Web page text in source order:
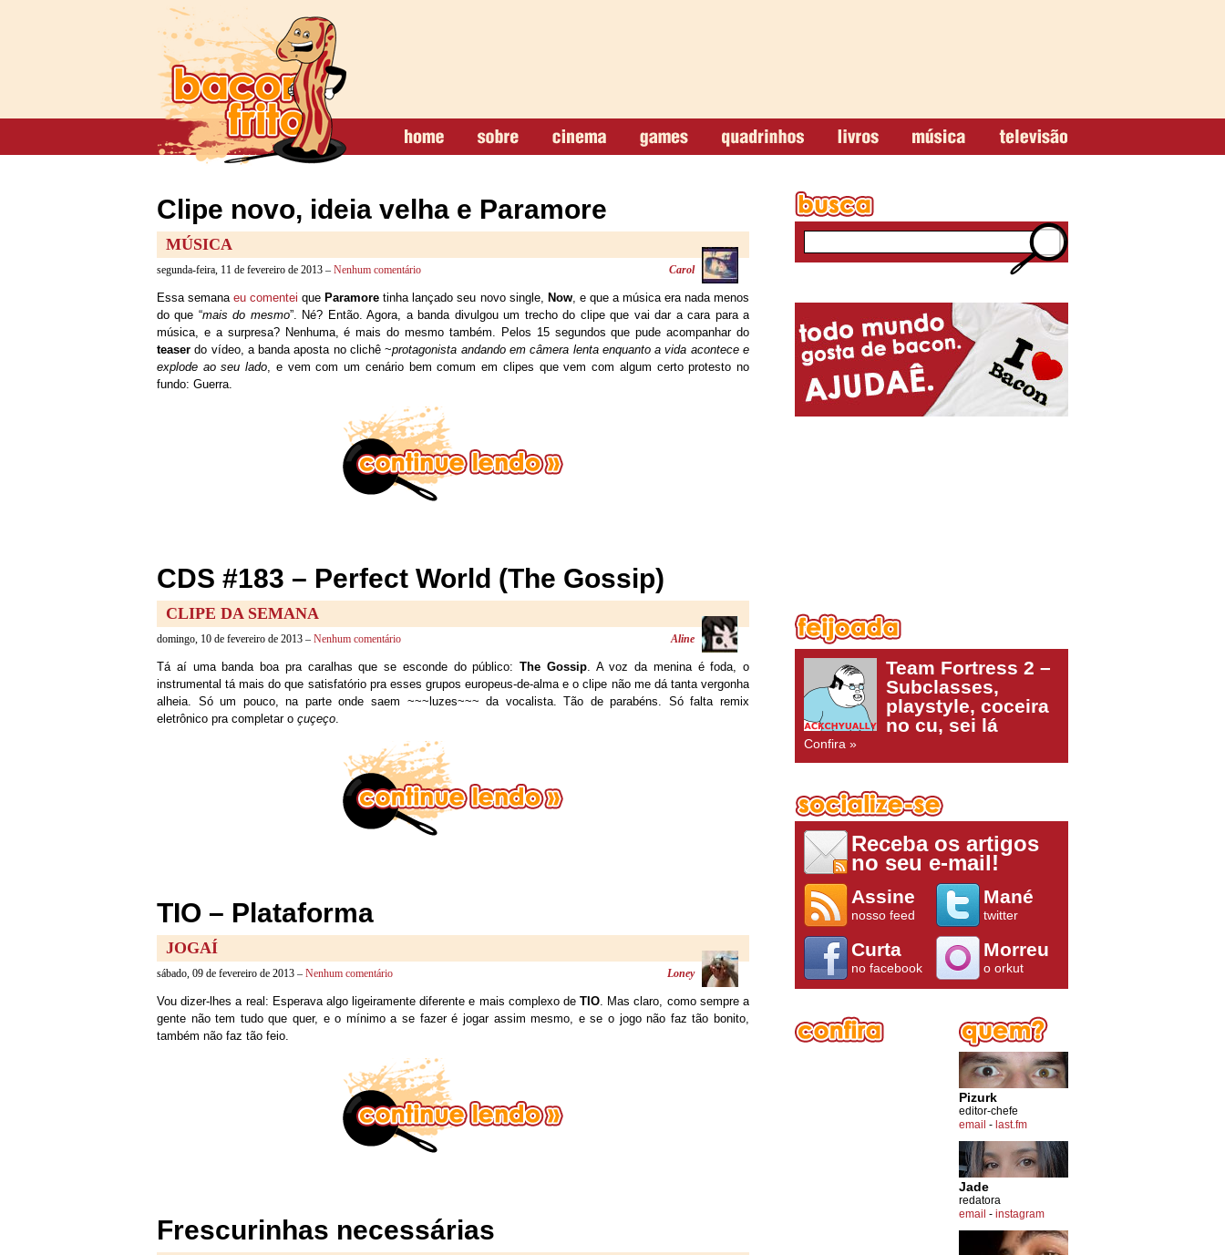
Clipe novo, ideia velha e Paramore
MÚSICA
segunda-feira, 11 de fevereiro de 2013 – Nenhum comentário Carol
Essa semanaeu comentei que Paramore tinha lançado seu novo single, Now, e que a música era nada menos
do que “mais do mesmo”. Né? Então. Agora, a banda divulgou um trecho do clipe que vai dar a cara para a
música, e a surpresa? Nenhuma, é mais do mesmo também. Pelos 15 segundos que pude acompanhar do
teaser do vídeo, a banda aposta no clichê ~protagonista andando em câmera lenta enquanto a vida acontece e
explode ao seu lado, e vem com um cenário bem comum em clipes que vem com algum certo protesto no
fundo: Guerra.
CDS #183 – Perfect World (The Gossip)
CLIPE DA SEMANA
domingo, 10 de fevereiro de 2013 – Nenhum comentário Aline
Tá aí uma banda boa pra caralhas que se esconde do público: The Gossip. A voz da menina é foda, o
instrumental tá mais do que satisfatório pra esses grupos europeus-de-alma e o clipe não me dá tanta vergonha
alheia. Só um pouco, na parte onde saem ~~~luzes~~~ da vocalista. Tão de parabéns. Só falta remix
eletrônico pra completar o çuçeço.
TIO – Plataforma
JOGAÍ
sábado, 09 de fevereiro de 2013 – Nenhum comentário Loney
Vou dizer-lhes a real: Esperava algo ligeiramente diferente e mais complexo deTIO. Mas claro, como sempre a
gente não tem tudo que quer, e o mínimo a se fazer é jogar assim mesmo, e se o jogo não faz tão bonito,
também não faz tão feio.
Frescurinhas necessárias
Team Fortress 2 –
Subclasses,
playstyle, coceira
no cu, sei lá
Confira »
Receba os artigos
no seu e-mail!
Assine
nosso feed
Mané
twitter
Curta
no facebook
Morreu
o orkut
Pizurk
editor-chefe
email - last.fm
Jade
redatora
email - instagram